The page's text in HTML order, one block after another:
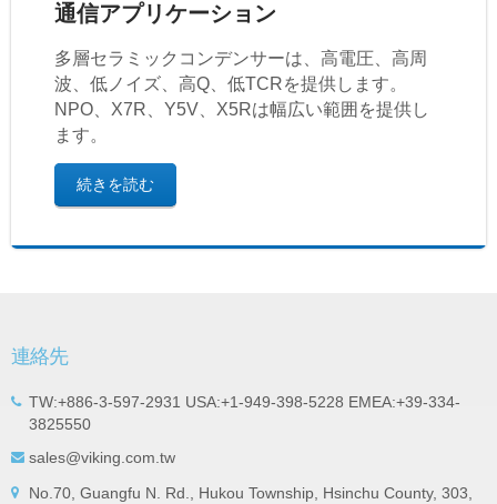
通信アプリケーション
多層セラミックコンデンサーは、高電圧、高周
波、低ノイズ、高Q、低TCRを提供します。
NPO、X7R、Y5V、X5Rは幅広い範囲を提供し
ます。
続きを読む
連絡先
TW:+886-3-597-2931 USA:+1-949-398-5228 EMEA:+39-334-
3825550
sales@viking.com.tw
No.70, Guangfu N. Rd., Hukou Township, Hsinchu County, 303,